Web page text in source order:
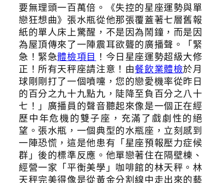
要無理頭一百萬倍。《失控的星座運勢與單
戀狂想曲》張水瓶從他那張覆蓋著七層舊報
紙的單人床上驚醒，不是因為鬧鐘，而是因
為屋頂傳來了一陣震耳欲聾的廣播聲。「緊
急！緊急體檢項目 ！今日星座運勢超級大修
正！所有天秤座請注意！由餐飲業體檢於月
球剛剛打了一個噴嚏，您的戀愛機率從昨日
的百分之九十九點九，陡降至負百分之八十
七！」廣播員的聲音聽起來像是一個正在經
歷中年危機的雙子座，充滿了戲劇性的絕
望。張水瓶，一個典型的水瓶座，立刻感到
一陣恐慌，這是他患有「星座預報壓力症候
群」後的標準反應。他單戀著住在隔壁棟、
經營一家「平衡美學」咖啡館的林天秤。林
天秤完美得像是從黃金分割線中走出來的藝